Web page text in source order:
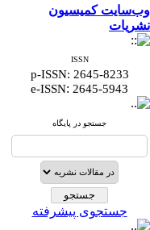
وب‌سایت کمیسیون
نشریات
ISSN
p-ISSN: 2645-8233
e-ISSN: 2645-5943
جستجو در پایگاه
جستجوی پیشرفته